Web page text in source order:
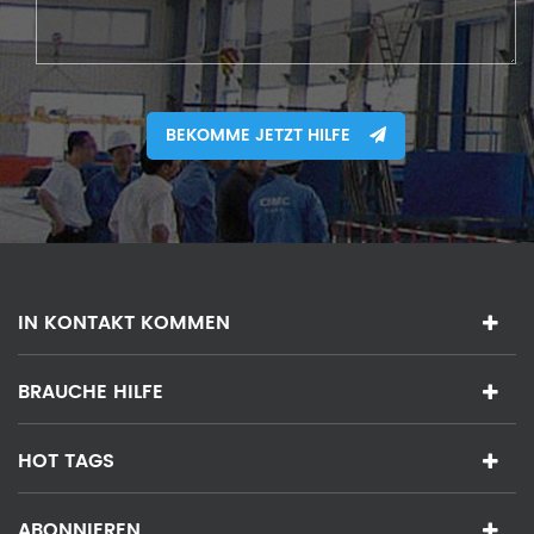
BEKOMME JETZT HILFE
IN KONTAKT KOMMEN
BRAUCHE HILFE
HOT TAGS